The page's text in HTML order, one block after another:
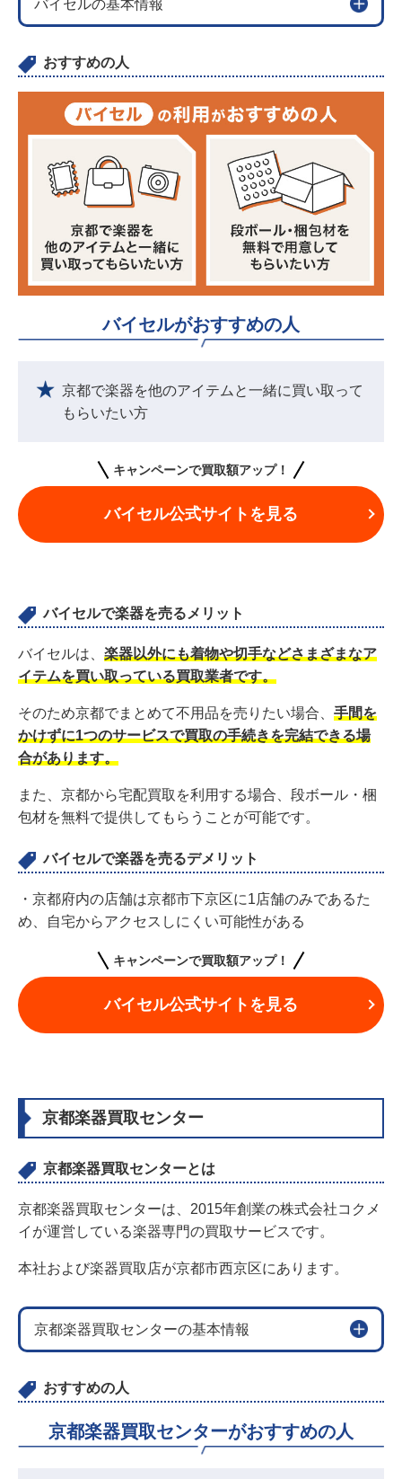
バイセルの基本情報
おすすめの人
バイセルがおすすめの人
京都で楽器を他のアイテムと一緒に買い取って
もらいたい方
キャンペーンで買取額アップ！
バイセル公式サイトを見る
バイセルで楽器を売るメリット
バイセルは、 楽器以外にも着物や切手などさまざまなア
イテムを買い取っている買取業者です。
そのため京都でまとめて不用品を売りたい場合、 手間を
かけずに1つのサービスで買取の手続きを完結できる場
合があります。
また、京都から宅配買取を利用する場合、段ボール・梱
包材を無料で提供してもらうことが可能です。
バイセルで楽器を売るデメリット
・京都府内の店舗は京都市下京区に1店舗のみであるた
め、自宅からアクセスしにくい可能性がある
キャンペーンで買取額アップ！
バイセル公式サイトを見る
京都楽器買取センター
京都楽器買取センターとは
京都楽器買取センターは、2015年創業の株式会社コクメ
イが運営している楽器専門の買取サービスです。
本社および楽器買取店が京都市西京区にあります。
京都楽器買取センターの基本情報
おすすめの人
京都楽器買取センターがおすすめの人